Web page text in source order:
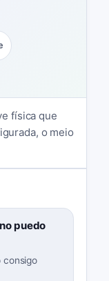
física que
o meio
puedo
consigo